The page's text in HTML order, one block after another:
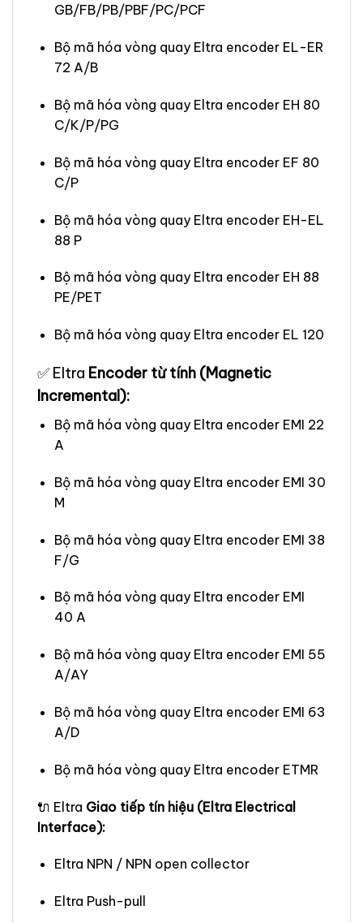
GB/FB/PB/PBF/PC/PCF
Bộ mã hóa vòng quay Eltra encoder EL-ER
72 A/B
Bộ mã hóa vòng quay Eltra encoder EH 80
C/K/P/PG
Bộ mã hóa vòng quay Eltra encoder EF 80
C/P
Bộ mã hóa vòng quay Eltra encoder EH-EL
88 P
Bộ mã hóa vòng quay Eltra encoder EH 88
PE/PET
Bộ mã hóa vòng quay Eltra encoder EL 120
✅ Eltra Encoder từ tính (Magnetic
Incremental):
Bộ mã hóa vòng quay Eltra encoder EMI 22
A
Bộ mã hóa vòng quay Eltra encoder EMI 30
M
Bộ mã hóa vòng quay Eltra encoder EMI 38
F/G
Bộ mã hóa vòng quay Eltra encoder EMI
40 A
Bộ mã hóa vòng quay Eltra encoder EMI 55
A/AY
Bộ mã hóa vòng quay Eltra encoder EMI 63
A/D
Bộ mã hóa vòng quay Eltra encoder ETMR
🔌 Eltra Giao tiếp tín hiệu (Eltra Electrical
Interface):
Eltra NPN / NPN open collector
Eltra Push-pull